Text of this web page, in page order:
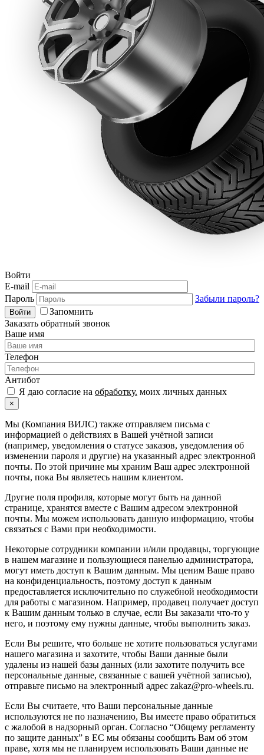
Войти
E-mail
Пароль
Забыли пароль?
Войти
Запомнить
Заказать обратный звонок
Ваше имя
Телефон
Антибот
Я даю согласие на обработку. моих личных данных
×
Мы (Компания ВИЛС) также отправляем письма с
информацией о действиях в Вашей учётной записи
(например, уведомления о статусе заказов, уведомления об
изменении пароля и другие) на указанный адрес электронной
почты. По этой причине мы храним Ваш адрес электронной
почты, пока Вы являетесь нашим клиентом.
Другие поля профиля, которые могут быть на данной
странице, хранятся вместе с Вашим адресом электронной
почты. Мы можем использовать данную информацию, чтобы
связаться с Вами при необходимости.
Некоторые сотрудники компании и/или продавцы, торгующие
в нашем магазине и пользующиеся панелью администратора,
могут иметь доступ к Вашим данным. Мы ценим Ваше право
на конфиденциальность, поэтому доступ к данным
предоставляется исключительно по служебной необходимости
для работы с магазином. Например, продавец получает доступ
к Вашим данным только в случае, если Вы заказали что-то у
него, и поэтому ему нужны данные, чтобы выполнить заказ.
Если Вы решите, что больше не хотите пользоваться услугами
нашего магазина и захотите, чтобы Ваши данные были
удалены из нашей базы данных (или захотите получить все
персональные данные, связанные с вашей учётной записью),
отправьте письмо на электронный адрес zakaz@pro-wheels.ru.
Если Вы считаете, что Ваши персональные данные
используются не по назначению, Вы имеете право обратиться
с жалобой в надзорный орган. Согласно “Общему регламенту
по защите данных” в ЕС мы обязаны сообщить Вам об этом
праве, хотя мы не планируем использовать Ваши данные не